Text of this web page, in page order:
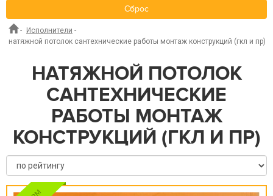
Сброс
- Исполнители -
натяжной потолок сантехнические работы монтаж конструкций (гкл и пр)
НАТЯЖНОЙ ПОТОЛОК
САНТЕХНИЧЕСКИЕ
РАБОТЫ МОНТАЖ
КОНСТРУКЦИЙ (ГКЛ И ПР)